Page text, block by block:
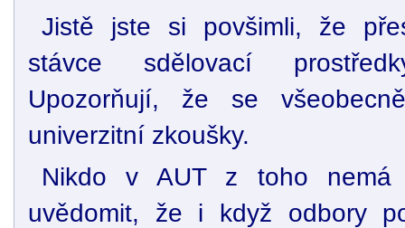
Jistě jste si povšimli, že
stávce sdělovací
Upozorňují, že se
univerzitní zkoušky.
Nikdo v AUT z toho nemá
uvědomit, že i když odbory